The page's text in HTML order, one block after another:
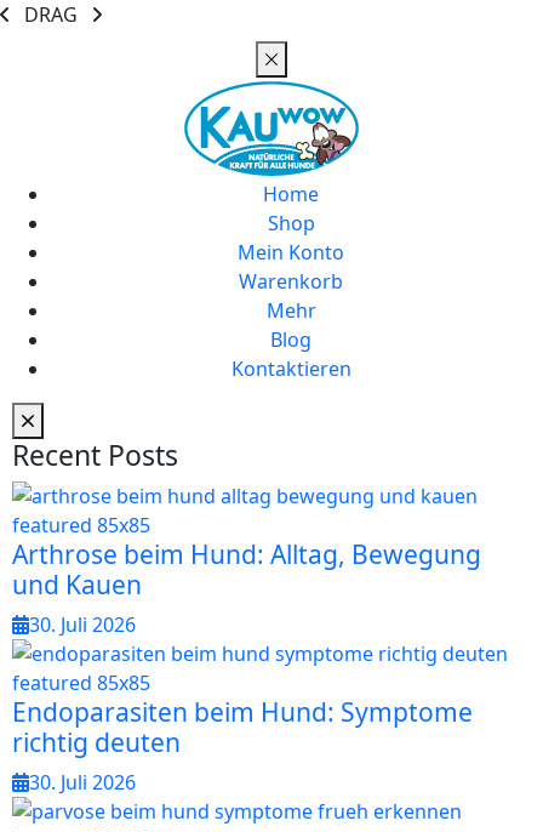
DRAG
Home
Shop
Mein Konto
Warenkorb
Mehr
Blog
Kontaktieren
Recent Posts
Arthrose beim Hund: Alltag, Bewegung
und Kauen
30. Juli 2026
Endoparasiten beim Hund: Symptome
richtig deuten
30. Juli 2026